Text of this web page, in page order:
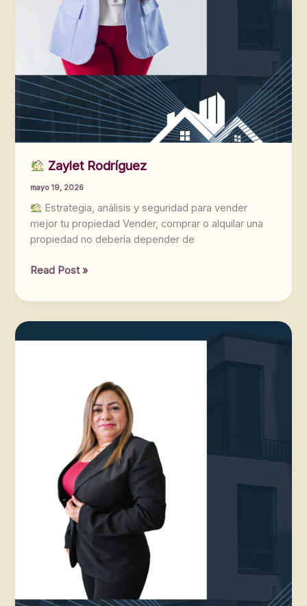
Zaylet Rodríguez
mayo 19, 2026
Estrategia, análisis y seguridad para vender
mejor tu propiedad Vender, comprar o alquilar una
propiedad no debería depender de
Rodríguez
Read Post »